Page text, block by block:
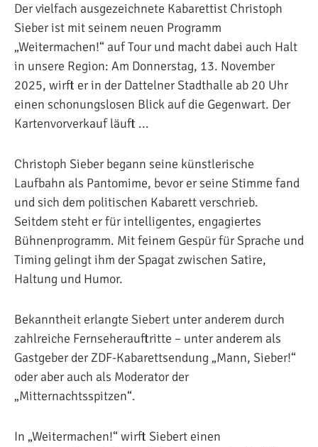
Der vielfach ausgezeichnete Kabarettist Christoph
Sieber ist mit seinem neuen Programm
„Weitermachen!“ auf Tour und macht dabei auch Halt
in unsere Region: Am Donnerstag, 13. November
2025, wirft er in der Dattelner Stadthalle ab 20 Uhr
einen schonungslosen Blick auf die Gegenwart. Der
Kartenvorverkauf läuft ...
Christoph Sieber begann seine künstlerische
Laufbahn als Pantomime, bevor er seine Stimme fand
und sich dem politischen Kabarett verschrieb.
Seitdem steht er für intelligentes, engagiertes
Bühnenprogramm. Mit feinem Gespür für Sprache und
Timing gelingt ihm der Spagat zwischen Satire,
Haltung und Humor.
Bekanntheit erlangte Siebert unter anderem durch
zahlreiche Fernseherauftritte – unter anderem als
Gastgeber der ZDF-Kabarettsendung „Mann, Sieber!“
oder aber auch als Moderator der
„Mitternachtsspitzen“.
In „Weitermachen!“ wirft Siebert einen